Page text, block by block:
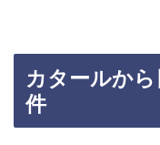
カタールか
件